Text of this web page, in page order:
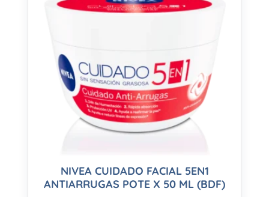
NIVEA CUIDADO FACIAL 5EN1
ANTIARRUGAS POTE X 50 ML (BDF)